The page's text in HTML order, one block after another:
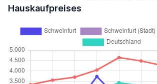
Hauskaufpreises